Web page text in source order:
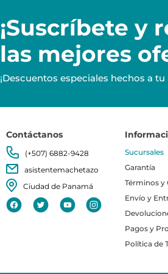
¡Suscríbete y
las mejores
¡Descuentos especiales hechos a
Contáctanos
(+507) 6882-9428
asistentemachetazo
Ciudad de Panamá
Sucursales
Garantía
Términos y
Envío y
Pagos y
Política de